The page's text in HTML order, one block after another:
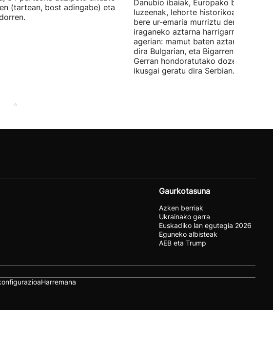
(tartean, bost adingabe) eta
Danubio ibaiak, Europako bigarren
luzeenak, lehorte historikoa bizi du,
bere ur-emaria murriztu denez,
iraganeko aztarna harrigarriak utzi
agerian: mamut baten aztarnak
dira Bulgarian, eta Bigarren Mundu
Gerran hondoratutako dozenaka
ikusgai geratu dira Serbian.
Gaurkotasuna
Azken berriak
Ukrainako gerra
Euskadiko lan egutegia 2026
Eguneko albisteak
AEB eta Trump
Harremana